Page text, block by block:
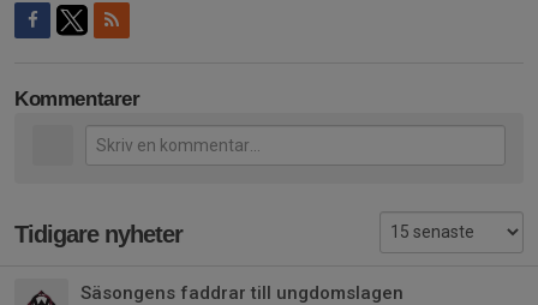
Kommentarer
Tidigare nyheter
Säsongens faddrar till ungdomslagen